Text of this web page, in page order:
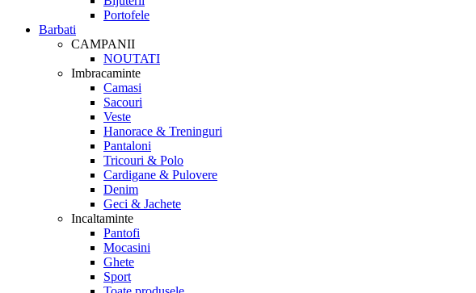
Portofele
Barbati
CAMPANII
NOUTATI
Imbracaminte
Camasi
Sacouri
Veste
Hanorace & Treninguri
Pantaloni
Tricouri & Polo
Cardigane & Pulovere
Denim
Geci & Jachete
Incaltaminte
Pantofi
Mocasini
Ghete
Sport